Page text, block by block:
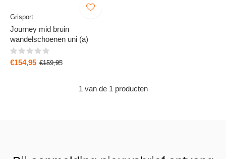
Grisport
Journey mid bruin
wandelschoenen uni (a)
€154,95 €159,95
1 van de 1 producten